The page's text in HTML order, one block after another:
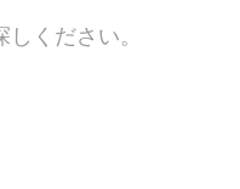
ください。